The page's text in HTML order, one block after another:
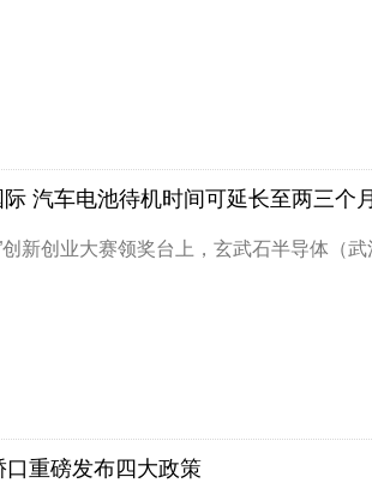
汽车电池待机时间可延长至两三个月
新创业大赛领奖台上，玄武石半导体（
重磅发布四大政策